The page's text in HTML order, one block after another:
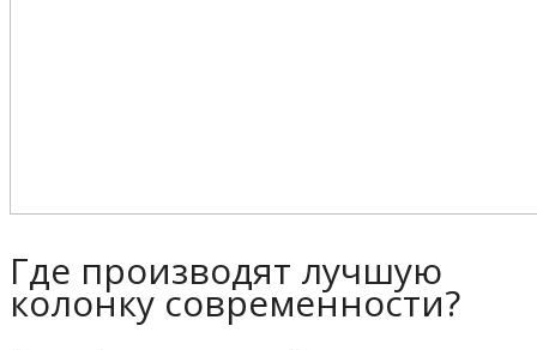
Где производят лучшую
колонку современности?